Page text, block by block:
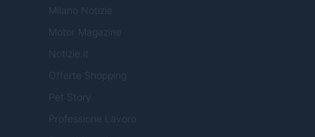
Milano Notizie
Motor Magazine
Notizie.it
Offerte Shopping
Pet Story
Professione Lavoro